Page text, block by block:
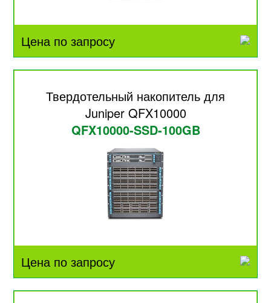
Цена по запросу
Твердотельный накопитель для
Juniper QFX10000
QFX10000-SSD-100GB
Цена по запросу